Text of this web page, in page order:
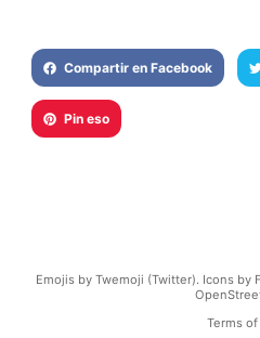
Compartir en Facebook
Pin eso
Emojis by Twemoji (Twitter). Icons
Terms of